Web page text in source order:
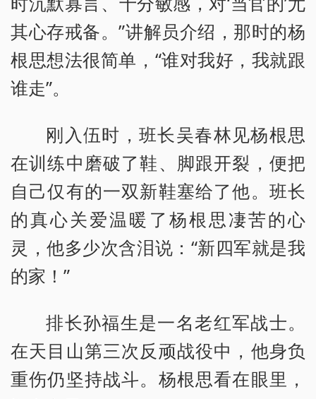
其心存戒备。”讲解员介绍，那时的杨
根思想法很简单，“谁对我好，我就跟
谁走”。
刚入伍时，班长吴春林见杨根思
在训练中磨破了鞋、脚跟开裂，便把
自己仅有的一双新鞋塞给了他。班长
的真心关爱温暖了杨根思凄苦的心
灵，他多少次含泪说：“新四军就是我
的家！”
排长孙福生是一名老红军战士。
在天目山第三次反顽战役中，他身负
重伤仍坚持战斗。杨根思看在眼里，